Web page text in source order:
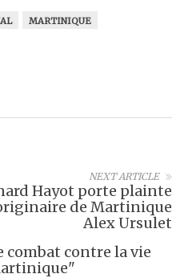
MARTINIQUE
NEXT ARTICLE
Hayot porte plainte
de Martinique
Alex Ursulet
contre la vie